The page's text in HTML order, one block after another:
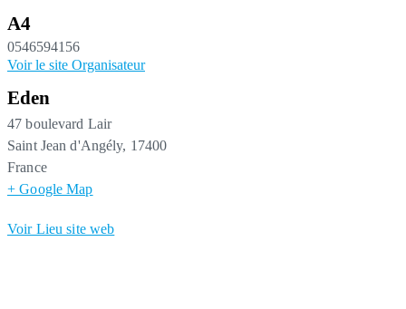
A4
0546594156
Voir le site Organisateur
Eden
47 boulevard Lair
Saint Jean d'Angély, 17400
France
+ Google Map
Voir Lieu site web